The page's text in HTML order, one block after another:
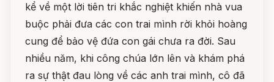
kể về một lời tiên tri khắc nghiệt khiến nhà vua
buộc phải đưa các con trai mình rời khỏi hoàng
cung để bảo vệ đứa con gái chưa ra đời. Sau
nhiều năm, khi công chúa lớn lên và khám phá
ra sự thật đau lòng về các anh trai mình, cô đã